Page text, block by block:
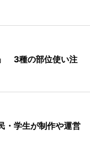
3種の部位使い注
学生が制作や運営